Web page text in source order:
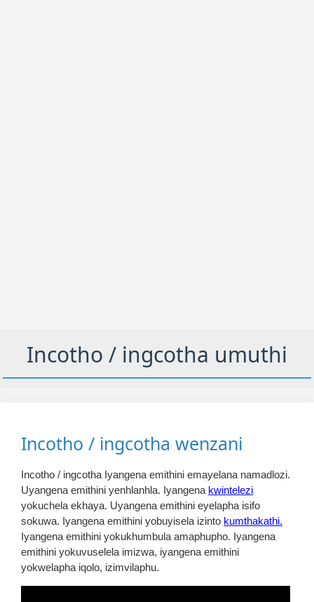
Incotho / ingcotha umuthi
Incotho / ingcotha wenzani
Incotho / ingcotha Iyangena emithini emayelana namadlozi.
Uyangena emithini yenhlanhla. Iyangena kwintelezi
yokuchela ekhaya. Uyangena emithini eyelapha isifo
sokuwa. Iyangena emithini yobuyisela izinto kumthakathi.
Iyangena emithini yokukhumbula amaphupho. Iyangena
emithini yokuvuselela imizwa, iyangena emithini
yokwelapha iqolo, izimvilaphu.